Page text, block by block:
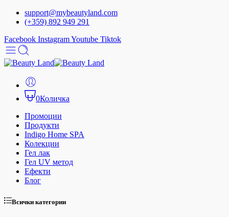
support@mybeautyland.com
(+359) 892 949 291
Facebook InstagramYoutube Tiktok
0Количка
Промоции
Продукти
Indigo Home SPA
Колекции
Гел лак
Гел UV метод
Ефекти
Блог
Всички категории